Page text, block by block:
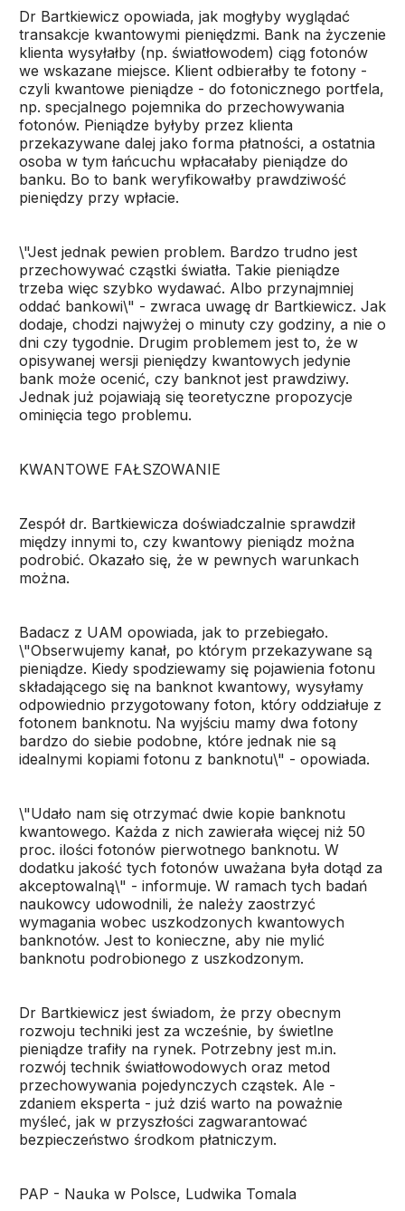
Dr Bartkiewicz opowiada, jak mogłyby wyglądać
transakcje kwantowymi pieniędzmi. Bank na życzenie
klienta wysyłałby (np. światłowodem) ciąg fotonów
we wskazane miejsce. Klient odbierałby te fotony -
czyli kwantowe pieniądze - do fotonicznego portfela,
np. specjalnego pojemnika do przechowywania
fotonów. Pieniądze byłyby przez klienta
przekazywane dalej jako forma płatności, a ostatnia
osoba w tym łańcuchu wpłacałaby pieniądze do
banku. Bo to bank weryfikowałby prawdziwość
pieniędzy przy wpłacie.
\"Jest jednak pewien problem. Bardzo trudno jest
przechowywać cząstki światła. Takie pieniądze
trzeba więc szybko wydawać. Albo przynajmniej
oddać bankowi\" - zwraca uwagę dr Bartkiewicz. Jak
dodaje, chodzi najwyżej o minuty czy godziny, a nie o
dni czy tygodnie. Drugim problemem jest to, że w
opisywanej wersji pieniędzy kwantowych jedynie
bank może ocenić, czy banknot jest prawdziwy.
Jednak już pojawiają się teoretyczne propozycje
ominięcia tego problemu.
KWANTOWE FAŁSZOWANIE
Zespół dr. Bartkiewicza doświadczalnie sprawdził
między innymi to, czy kwantowy pieniądz można
podrobić. Okazało się, że w pewnych warunkach
można.
Badacz z UAM opowiada, jak to przebiegało.
\"Obserwujemy kanał, po którym przekazywane są
pieniądze. Kiedy spodziewamy się pojawienia fotonu
składającego się na banknot kwantowy, wysyłamy
odpowiednio przygotowany foton, który oddziałuje z
fotonem banknotu. Na wyjściu mamy dwa fotony
bardzo do siebie podobne, które jednak nie są
idealnymi kopiami fotonu z banknotu\" - opowiada.
\"Udało nam się otrzymać dwie kopie banknotu
kwantowego. Każda z nich zawierała więcej niż 50
proc. ilości fotonów pierwotnego banknotu. W
dodatku jakość tych fotonów uważana była dotąd za
akceptowalną\" - informuje. W ramach tych badań
naukowcy udowodnili, że należy zaostrzyć
wymagania wobec uszkodzonych kwantowych
banknotów. Jest to konieczne, aby nie mylić
banknotu podrobionego z uszkodzonym.
Dr Bartkiewicz jest świadom, że przy obecnym
rozwoju techniki jest za wcześnie, by świetlne
pieniądze trafiły na rynek. Potrzebny jest m.in.
rozwój technik światłowodowych oraz metod
przechowywania pojedynczych cząstek. Ale -
zdaniem eksperta - już dziś warto na poważnie
myśleć, jak w przyszłości zagwarantować
bezpieczeństwo środkom płatniczym.
PAP - Nauka w Polsce, Ludwika Tomala